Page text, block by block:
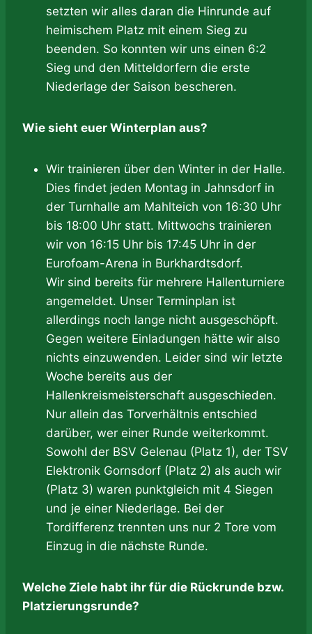
setzten wir alles daran die Hinrunde auf
heimischem Platz mit einem Sieg zu
beenden. So konnten wir uns einen 6:2
Sieg und den Mitteldorfern die erste
Niederlage der Saison bescheren.
Wie sieht euer Winterplan aus?
Wir trainieren über den Winter in der Halle.
Dies findet jeden Montag in Jahnsdorf in
der Turnhalle am Mahlteich von 16:30 Uhr
bis 18:00 Uhr statt. Mittwochs trainieren
wir von 16:15 Uhr bis 17:45 Uhr in der
Eurofoam-Arena in Burkhardtsdorf.
Wir sind bereits für mehrere Hallenturniere
angemeldet. Unser Terminplan ist
allerdings noch lange nicht ausgeschöpft.
Gegen weitere Einladungen hätte wir also
nichts einzuwenden. Leider sind wir letzte
Woche bereits aus der
Hallenkreismeisterschaft ausgeschieden.
Nur allein das Torverhältnis entschied
darüber, wer einer Runde weiterkommt.
Sowohl der BSV Gelenau (Platz 1), der TSV
Elektronik Gornsdorf (Platz 2) als auch wir
(Platz 3) waren punktgleich mit 4 Siegen
und je einer Niederlage. Bei der
Tordifferenz trennten uns nur 2 Tore vom
Einzug in die nächste Runde.
Welche Ziele habt ihr für die Rückrunde bzw.
Platzierungsrunde?